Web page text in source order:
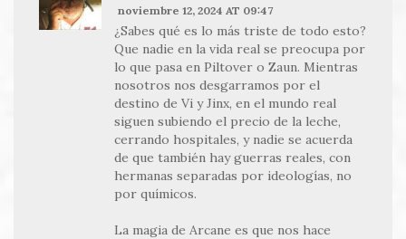
noviembre 12, 2024 AT 09:47
¿Sabes qué es lo más triste de todo esto?
Que nadie en la vida real se preocupa por
lo que pasa en Piltover o Zaun. Mientras
nosotros nos desgarramos por el
destino de Vi y Jinx, en el mundo real
siguen subiendo el precio de la leche,
cerrando hospitales, y nadie se acuerda
de que también hay guerras reales, con
hermanas separadas por ideologías, no
por químicos.
La magia de Arcane es que nos hace